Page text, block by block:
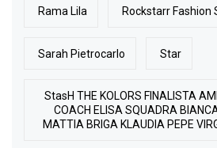
Rama Lila Rockstarr Fashion
Sarah Pietrocarlo Star
StasH THE KOLORS FINALISTA
COACH ELISA SQUADRA
MATTIA BRIGA KLAUDIA PEPE